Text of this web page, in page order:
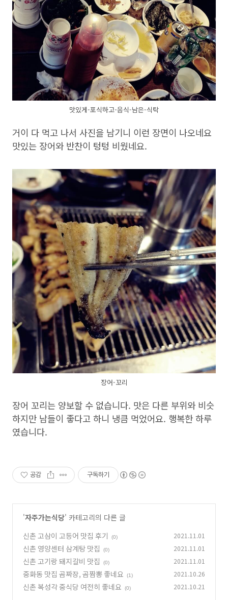
맛있게-포식하고-음식-남은-식탁
거이 다 먹고 나서 사진을 남기니 이런 장면이 나오네요
맛있는 장어와 반찬이 텅텅 비웠네요.
장어-꼬리
장어 꼬리는 양보할 수 없습니다. 맛은 다른 부위와 비슷
하지만 남들이 좋다고 하니 냉큼 먹었어요. 행복한 하루
였습니다.
공감 구독하기
'자주가는식당' 카테고리의 다른 글
신촌 고삼이 고등어 맛집 후기
(0) 2021.11.01
신촌 영양센터 삼계탕 맛집 (0) 2021.11.01
신촌 고기랑 돼지갈비 맛집 (0) 2021.11.01
중화동 맛집 곰짜장, 곰짬뽕 좋네요 (1) 2021.10.26
신촌 복성각 중식당 여전히 좋네요 (0) 2021.10.21